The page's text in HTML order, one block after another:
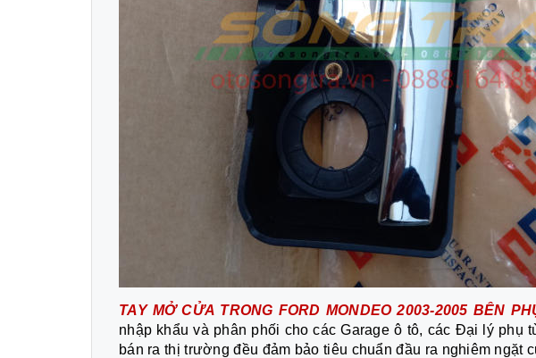
TAY MỞ CỬA TRONG FORD MONDEO 2003-2005 BÊN
nhập khẩu và phân phối cho các Garage ô tô, các Đại lý phụ
bán ra thị trường đều đảm bảo tiêu chuẩn đầu ra nghiêm ngặt